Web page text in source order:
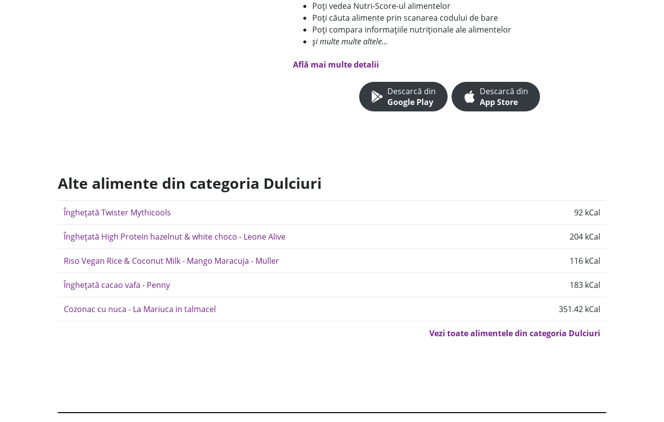
Poți vedea Nutri-Score-ul alimentelor
Poți căuta alimente prin scanarea codului de bare
Poți compara informațiile nutriționale ale alimentelor
și multe multe altele...
Află mai multe detalii
Descarcă din
Google Play
Descarcă din
App Store
Alte alimente din categoria Dulciuri
Înghețată Twister Mythicools 92 kCal
Înghețată High Protein hazelnut & white choco - Leone Alive 204 kCal
Riso Vegan Rice & Coconut Milk - Mango Maracuja - Muller 116 kCal
Înghețată cacao vafa - Penny 183 kCal
Cozonac cu nuca - La Mariuca in talmacel 351.42 kCal
Vezi toate alimentele din categoria Dulciuri